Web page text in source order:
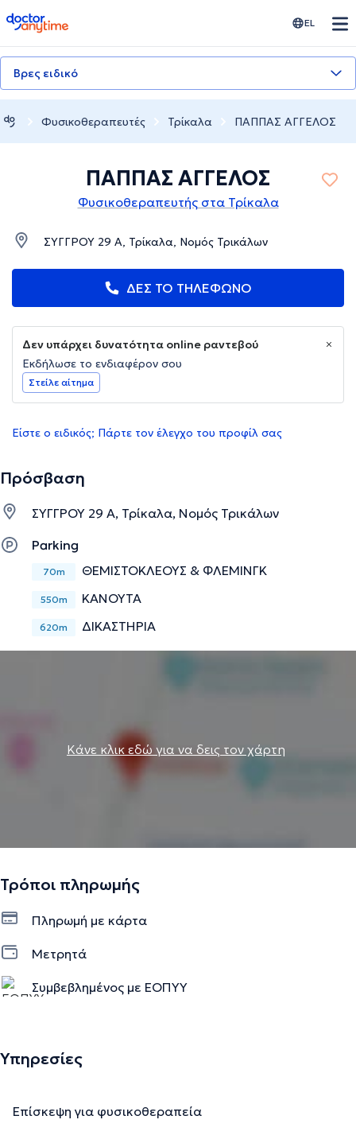
doctoranytime EL
Βρες ειδικό
Φυσικοθεραπευτές Τρίκαλα ΠΑΠΠΑΣ ΑΓΓΕΛΟΣ
ΠΑΠΠΑΣ ΑΓΓΕΛΟΣ
Φυσικοθεραπευτής στα Τρίκαλα
ΣΥΓΓΡΟΥ 29 Α, Τρίκαλα, Νομός Τρικάλων
ΔΕΣ ΤΟ ΤΗΛΕΦΩΝΟ
Δεν υπάρχει δυνατότητα online ραντεβού
Εκδήλωσε το ενδιαφέρον σου
Στείλε αίτημα
Είστε ο ειδικός; Πάρτε τον έλεγχο του προφίλ σας
Πρόσβαση
ΣΥΓΓΡΟΥ 29 Α, Τρίκαλα, Νομός Τρικάλων
Parking
70m ΘΕΜΙΣΤΟΚΛΕΟΥΣ & ΦΛΕΜΙΝΓΚ
550m ΚΑΝΟΥΤΑ
620m ΔΙΚΑΣΤΗΡΙΑ
Κάνε κλικ εδώ για να δεις τον χάρτη
Τρόποι πληρωμής
Πληρωμή με κάρτα
Μετρητά
Συμβεβλημένος με ΕΟΠΥΥ
Υπηρεσίες
Επίσκεψη για φυσικοθεραπεία